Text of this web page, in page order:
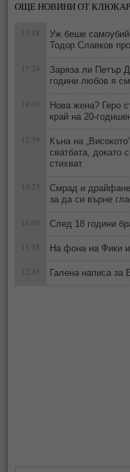
ОЩЕ НОВИНИ ОТ
13:18
Уж беше
Тодор Славков
17:24
Заряза ли Петър
години любов я
14:03
Нова жена? Геро
край на 20-
12:59
Къна на
сватбата, докато
стихват
10:23
Смрад и
за да си върне
16:00 След 18 години
11:58 На фона на Фики
12:45 Галена написа